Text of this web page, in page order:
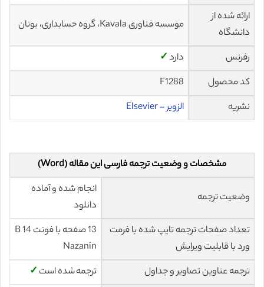
ارائه شده از
دانشگاه
موسسه فناوری Kavala، گروه حسابداری، یونان
رفرنس دارد✓
کد محصول
F1288
نشریه
الزویر – Elsevier
مشخصات و وضعیت ترجمه فارسی این مقاله (Word)
وضعیت ترجمه
انجام شده و آماده
دانلود
تعداد صفحات ترجمه تایپ شده با فرمت
ورد با قابلیت ویرایش
13 صفحه با فونت 14 B
Nazanin
ترجمه عناوین تصاویر و جداول
ترجمه شده است ✓